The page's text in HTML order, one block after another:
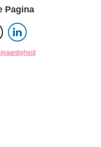
Pagina